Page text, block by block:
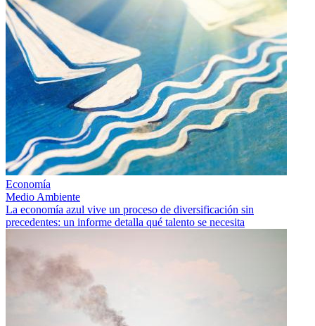
Economía
Medio Ambiente
La economía azul vive un proceso de diversificación sin
precedentes: un informe detalla qué talento se necesita